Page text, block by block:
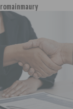
romainmaury